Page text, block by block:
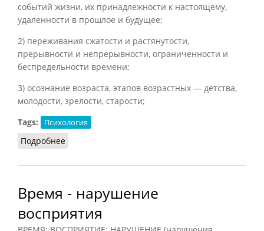
событий жизни, их принадлежности к настоящему,
удаленности в прошлое и будущее;
2) переживания сжатости и растянутости,
прерывности и непрерывности, ограниченности и
беспредельности времени;
3) осознание возраста, этапов возрастных — детства,
молодости, зрелости, старости;
Tags:
Психология
Подробнее
Время - нарушение
восприятия